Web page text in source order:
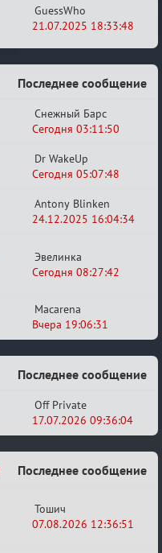
GuessWho
21.07.2025 18:33:48
Последнее сообщение
Снежный Барс
Сегодня 03:11:50
Dr WakeUp
Сегодня 05:07:48
Antony Blinken
24.12.2025 16:04:34
Эвелинка
Сегодня 08:27:42
Macarena
Вчера 19:06:31
Последнее сообщение
Off Private
17.07.2026 09:36:04
Последнее сообщение
Тошич
07.08.2026 12:36:51